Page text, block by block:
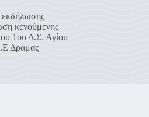
κενούμενης
1ου Δ.Σ. Αγίου
Δράμας